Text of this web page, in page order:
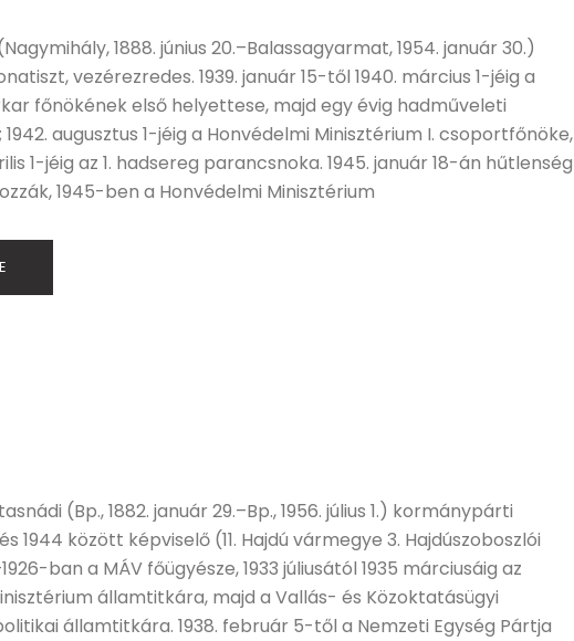
1888. június 20.–Balassagyarmat, 1954. január 30.)
vezérezredes. 1939. január 15-től 1940. március 1-jéig a
főnökének első helyettese, majd egy évig hadműveleti
augusztus 1-jéig a Honvédelmi Minisztérium I. csoportfőnöke,
1-jéig az 1. hadsereg parancsnoka. 1945. január 18-án hűtlenség
1945-ben a Honvédelmi Minisztérium
(Bp., 1882. január 29.–Bp., 1956. július 1.) kormánypárti
1944 között képviselő (11. Hajdú vármegye 3. Hajdúszoboszlói
ban a MÁV főügyésze, 1933 júliusától 1935 márciusáig az
államtitkára, majd a Vallás- és Közoktatásügyi
államtitkára. 1938. február 5-től a Nemzeti Egység Pártja